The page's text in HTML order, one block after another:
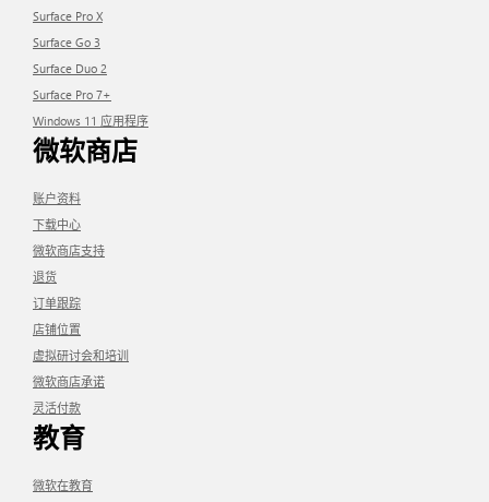
Surface Pro X
Surface Go 3
Surface Duo 2
Surface Pro 7+
Windows 11 应用程序
微软商店
账户资料
下载中心
微软商店支持
退货
订单跟踪
店铺位置
虚拟研讨会和培训
微软商店承诺
灵活付款
教育
微软在教育